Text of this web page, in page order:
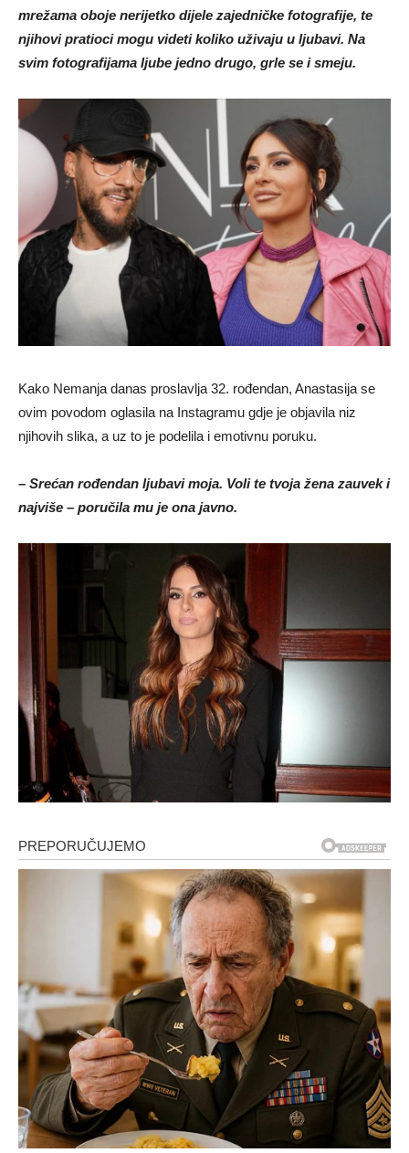
mrežama oboje nerijetko dijele zajedničke fotografije, te
njihovi pratioci mogu videti koliko uživaju u ljubavi. Na
svim fotografijama ljube jedno drugo, grle se i smeju.
Kako Nemanja danas proslavlja 32. rođendan, Anastasija se
ovim povodom oglasila na Instagramu gdje je objavila niz
njihovih slika, a uz to je podelila i emotivnu poruku.
– Srećan rođendan ljubavi moja. Voli te tvoja žena zauvek i
najviše – poručila mu je ona javno.